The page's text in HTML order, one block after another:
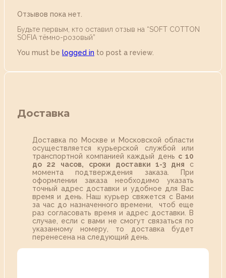
Отзывов пока нет.
Будьте первым, кто оставил отзыв на “SOFT COTTON
SOFIA тёмно-розовый”
You must be logged in to post a review.
Доставка
Доставка по Москве и Московской области
осуществляется курьерской службой или
транспортной компанией каждый день с 10
до 22 часов,
сроки доставки 1-3 дня с
момента подтверждения заказа. При
оформлении заказа необходимо указать
точный адрес доставки и удобное для Вас
время и день. Наш курьер свяжется с Вами
за час до назначенного времени, чтоб еще
раз согласовать время и адрес доставки. В
случае, если с вами не смогут связаться по
указанному номеру, то доставка будет
перенесена на следующий день.